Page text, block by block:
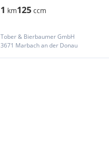
1 km125 ccm
Tober & Bierbaumer GmbH
3671 Marbach an der Donau